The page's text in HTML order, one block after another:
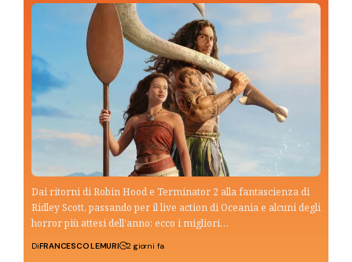
Dai ritorni di Robin Hood e Terminator 2 alla fantascienza di
Ridley Scott, passando per il live action di Oceania e alcuni degli
horror più attesi dell’anno: ecco i migliori…
DiFRANCESCO LEMURI 2 giorni fa